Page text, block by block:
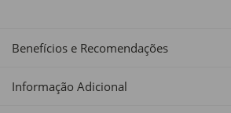
Comprimento x Largura x Altura: 60 x
Sem reclinação
Benefícios e Recomendações
Informação Adicional